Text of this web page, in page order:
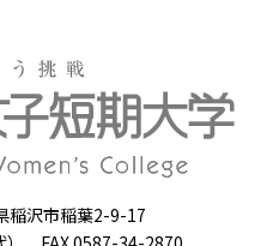
稲沢市稲葉2-9-17